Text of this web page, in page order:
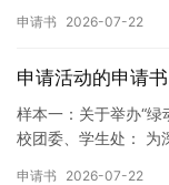
申请书 2026-07-22
申请活动的申请书
样本一：关于举办“绿
校团委、学生处： 为
申请书 2026-07-22